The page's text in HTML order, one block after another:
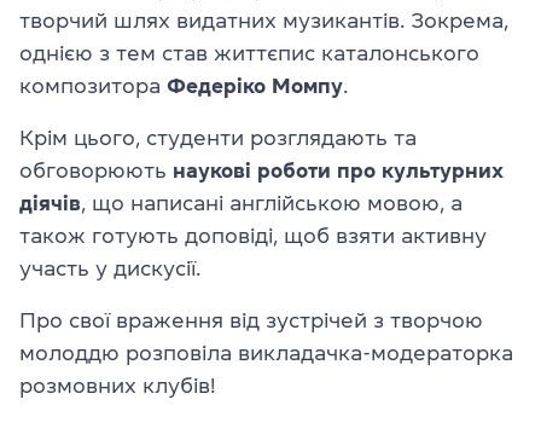
творчий шлях видатних музикантів. Зокрема,
однією з тем став життєпис каталонського
композитора Федеріко Момпу
Крім цього, студенти розглядають та
обговорюють наукові роботи про культурних
діячів , що написані англійською мовою, а
також готують доповіді, щоб взяти активну
участь у дискусії.
Про свої враження від зустрічей з творчою
молоддю розповіла викладачка-модераторка
розмовних клубів!